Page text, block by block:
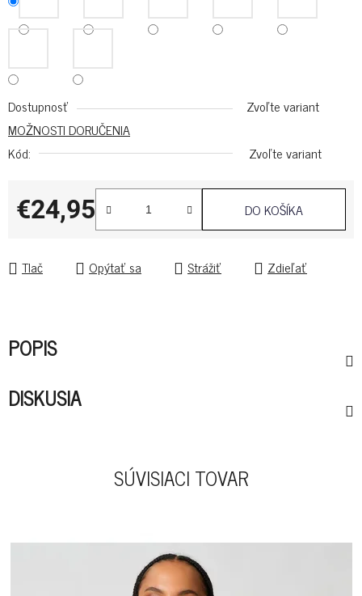
Dostupnosť
Zvoľte variant
MOŽNOSTI DORUČENIA
Kód:
Zvoľte variant
€24,95
Jednotková cena:
DO KOŠÍKA
Tlač Opýtať sa Strážiť Zdieľať
POPIS
DISKUSIA
SÚVISIACI TOVAR